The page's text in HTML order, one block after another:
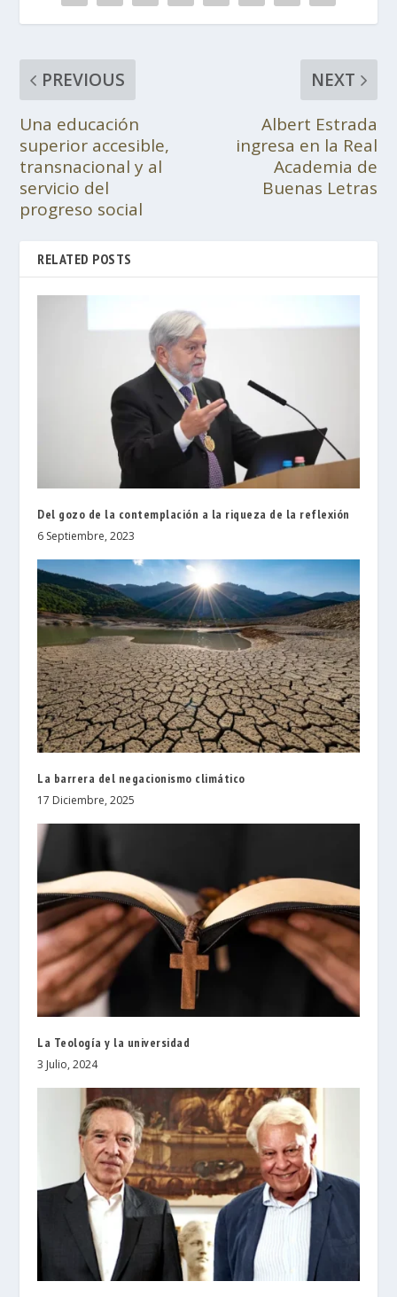
PREVIOUS
Una educación
superior accesible,
transnacional y al
servicio del
progreso social
NEXT
Albert Estrada
ingresa en la Real
Academia de
Buenas Letras
RELATED POSTS
Del gozo de la contemplación a la riqueza de la reflexión
6 Septiembre, 2023
La barrera del negacionismo climático
17 Diciembre, 2025
La Teología y la universidad
3 Julio, 2024